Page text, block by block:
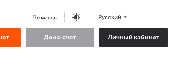
Помощь Русский
Демо счет Личный кабинет